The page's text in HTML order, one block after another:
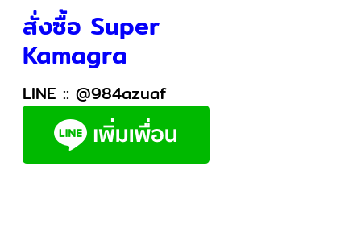
สั่งซื้อ Super
Kamagra
LINE ::@984azuaf